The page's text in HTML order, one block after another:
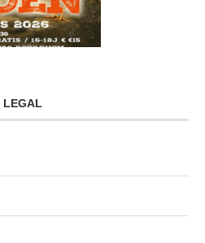
LEGAL